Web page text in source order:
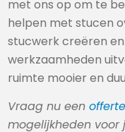
met ons op om te
helpen met stucen
stucwerk creëren
werkzaamheden
ruimte mooier en
Vraag nu eenofferte
mogelijkheden voor